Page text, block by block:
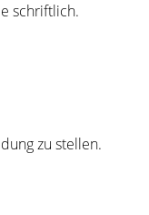
schriftlich.
zu stellen.